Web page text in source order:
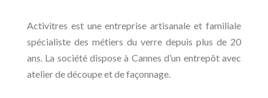
Activitres est une entreprise artisanale et familiale
spécialiste des métiers du verre depuis plus de 20
ans. La société dispose à Cannes d’un entrepôt avec
atelier de découpe et de façonnage.